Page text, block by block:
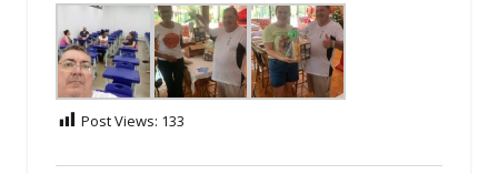
Post Views: 133